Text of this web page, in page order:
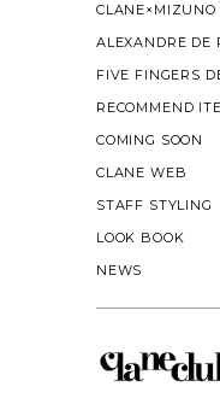
CLANE×MIZUNO
ALEXANDRE DE
FIVE FINGERS
RECOMMEND
COMING SOON
CLANE WEB
STAFF STYLING
LOOK BOOK
NEWS